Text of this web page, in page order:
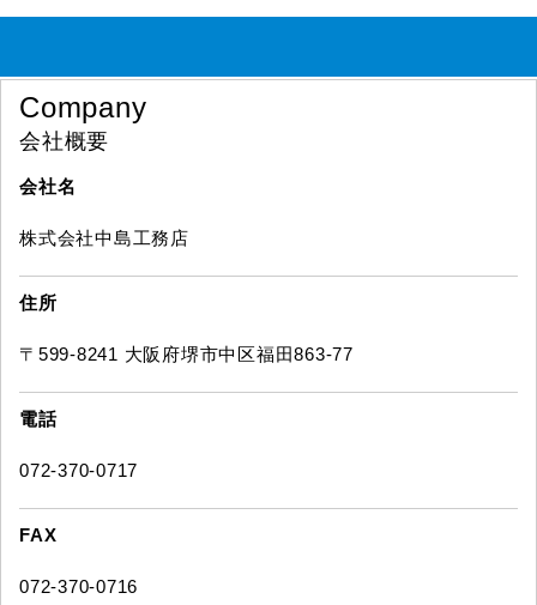
Company
会社概要
会社名
株式会社中島工務店
住所
〒599-8241 大阪府堺市中区福田863-77
電話
072-370-0717
FAX
072-370-0716